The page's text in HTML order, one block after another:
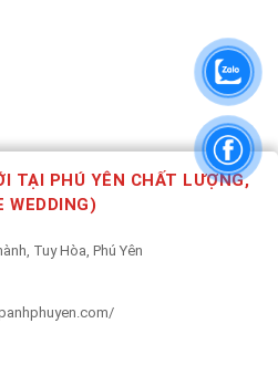
TẠI PHÚ YÊN CHẤT LƯỢNG,
WEDDING)
Tuy Hòa, Phú Yên